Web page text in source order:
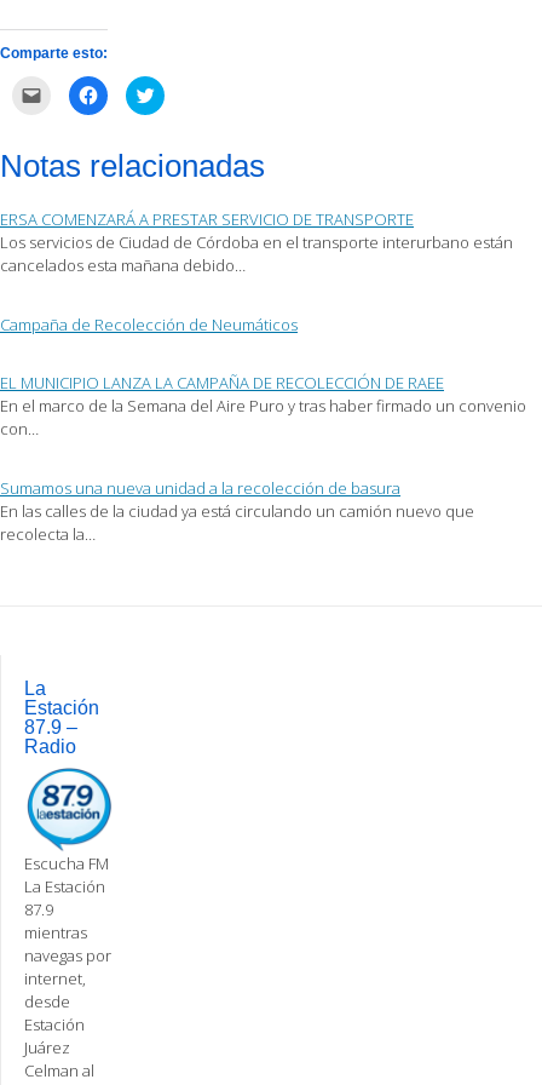
Comparte esto:
correo
electrónico
amigo
(Se
abre
en
Haz
clic
Facebook
(Se
una
ventana
nueva)
Haz
clic
en
Twitter
(Se
una
ventana
nueva)
Notas relacionadas
ERSA COMENZARÁ A PRESTAR SERVICIO DE TRANSPORTE
Los servicios de Ciudad de Córdoba en el transporte interurbano están
cancelados esta mañana debido…
Campaña de Recolección de Neumáticos
EL MUNICIPIO LANZA LA CAMPAÑA DE RECOLECCIÓN DE RAEE
En el marco de la Semana del Aire Puro y tras haber firmado un convenio
con…
Sumamos una nueva unidad a la recolección de basura
En las calles de la ciudad ya está circulando un camión nuevo que
recolecta la…
navigation
La
Estación
87.9 –
Radio
Escucha FM
La Estación
87.9
mientras
navegas por
internet,
desde
Estación
Juárez
Celman al